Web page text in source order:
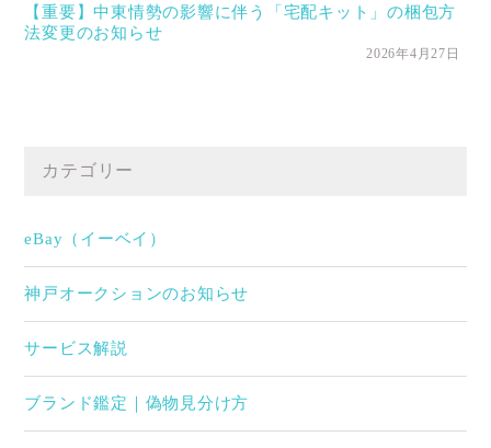
【重要】中東情勢の影響に伴う「宅配キット」の梱包方
法変更のお知らせ
2026年4月27日
カテゴリー
eBay（イーベイ）
神戸オークションのお知らせ
サービス解説
ブランド鑑定｜偽物見分け方